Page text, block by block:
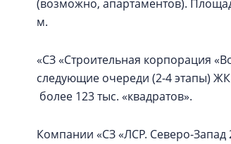
(возможно, апартаментов).
м.
«СЗ «Строительная корпорация
следующие очереди (2-4 этапы)
более 123 тыс. «квадратов».
Компании «СЗ «ЛСР. Северо-